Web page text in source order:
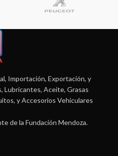
Importación, Exportación, y
Lubricantes, Aceite, Grasas
y Accesorios Vehiculares
de la Fundación Mendoza.